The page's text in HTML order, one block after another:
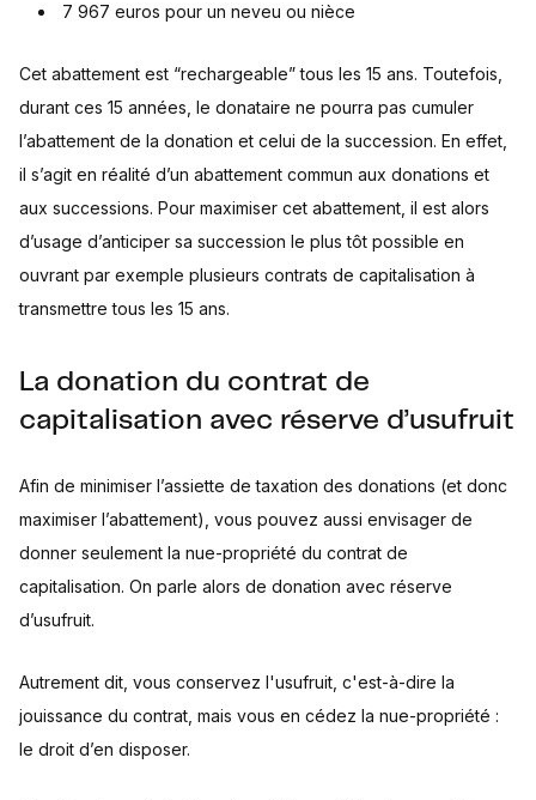
7 967 euros pour un neveu ou nièce
Cet abattement est “rechargeable” tous les 15 ans. Toutefois,
durant ces 15 années, le donataire ne pourra pas cumuler
l’abattement de la donation et celui de la succession. En effet,
il s’agit en réalité d’un abattement commun aux donations et
aux successions. Pour maximiser cet abattement, il est alors
d’usage d’anticiper sa succession le plus tôt possible en
ouvrant par exemple plusieurs contrats de capitalisation à
transmettre tous les 15 ans.
La donation du contrat de
capitalisation avec réserve d’usufruit
Afin de minimiser l’assiette de taxation des donations (et donc
maximiser l’abattement), vous pouvez aussi envisager de
donner seulement la nue-propriété du contrat de
capitalisation. On parle alors de donation avec réserve
d’usufruit.
Autrement dit, vous conservez l'usufruit, c'est-à-dire la
jouissance du contrat, mais vous en cédez la nue-propriété :
le droit d’en disposer.